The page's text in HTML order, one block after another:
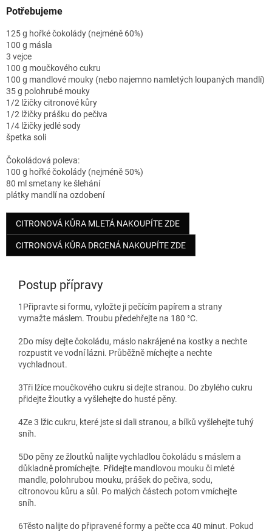
Potřebujeme
125 g hořké čokolády (nejméně 60%)
100 g másla
3 vejce
100 g moučkového cukru
100 g mandlové mouky (nebo najemno namletých loupaných mandlí)
35 g polohrubé mouky
1/2 lžičky citronové kůry
1/2 lžičky prášku do pečiva
1/4 lžičky jedlé sody
špetka soli
Čokoládová poleva:
100 g hořké čokolády (nejméně 50%)
80 ml smetany ke šlehání
plátky mandlí na ozdobení
CITRONOVÁ KŮRA MLETÁ NAKOUPÍTE ZDE
CITRONOVÁ KŮRA DRCENÁ NAKOUPÍTE ZDE
Postup přípravy
1 Připravte si formu, vyložte ji pečícím papírem a strany
vymažte máslem. Troubu předehřejte na 180 °C.
2Do mísy dejte čokoládu, máslo nakrájené na kostky a nechte
rozpustit ve vodní lázni. Průběžně míchejte a nechte
vychladnout.
3Tři lžíce moučkového cukru si dejte stranou. Do zbylého cukru
přidejte žloutky a vyšlehejte do husté pěny.
4Ze 3 lžic cukru, které jste si dali stranou, a bílků vyšlehejte tuhý
sníh.
5Do pěny ze žloutků nalijte vychladlou čokoládu s máslem a
důkladně promíchejte. Přidejte mandlovou mouku či mleté
mandle, polohrubou mouku, prášek do pečiva, sodu,
citronovou kůru a sůl. Po malých částech potom vmíchejte
sníh.
6Těsto nalijte do připravené formy a pečte cca 40 minut. Pokud